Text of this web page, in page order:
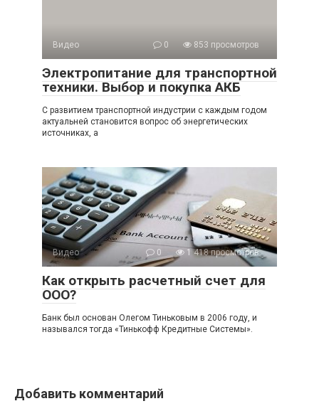
Видео 0 853 просмотров
Электропитание для транспортной
техники. Выбор и покупка АКБ
С развитием транспортной индустрии с каждым годом
актуальней становится вопрос об энергетических
источниках, а
Видео 0 1 418 просмотров
Как открыть расчетный счет для
ООО?
Банк был основан Олегом Тиньковым в 2006 году, и
назывался тогда «Тинькофф Кредитные Системы».
Добавить комментарий